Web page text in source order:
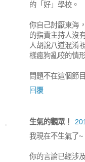
的「好」學校。
你自己討厭東海
的指責主持人沒
人胡說八道混淆
樣瘋狗亂咬的情
問題不在這個節
回覆
生氣的觀眾！
我現在不生氣了
你的言論已經涉